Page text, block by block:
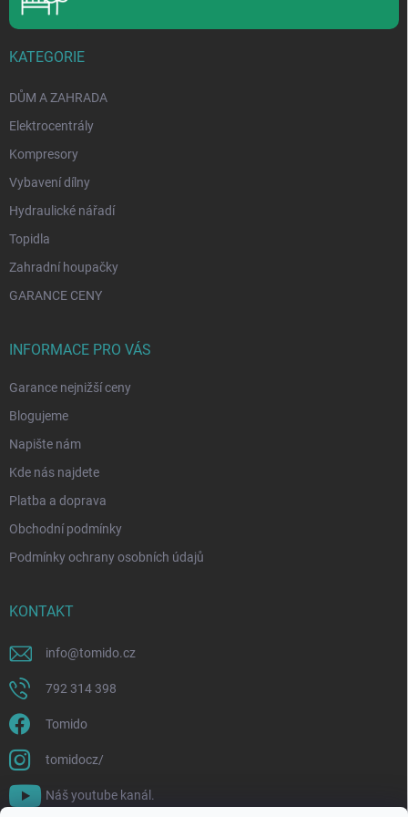
KATEGORIE
DŮM A ZAHRADA
Elektrocentrály
Kompresory
Vybavení dílny
Hydraulické nářadí
Topidla
Zahradní houpačky
GARANCE CENY
INFORMACE PRO VÁS
Garance nejnižší ceny
Blogujeme
Napište nám
Kde nás najdete
Platba a doprava
Obchodní podmínky
Podmínky ochrany osobních údajů
KONTAKT
info@tomido.cz
792 314 398
Tomido
tomidocz/
Náš youtube kanál.